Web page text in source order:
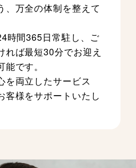
、万全の体制を整えて
時間365日常駐し、ご
れば最短30分でお迎え
です。
を両立したサービス
客様をサポートいたし